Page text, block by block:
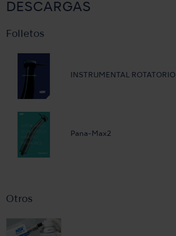
DESCARGAS
Folletos
INSTRUMENTAL ROTATORIO
Pana-Max2
Otros